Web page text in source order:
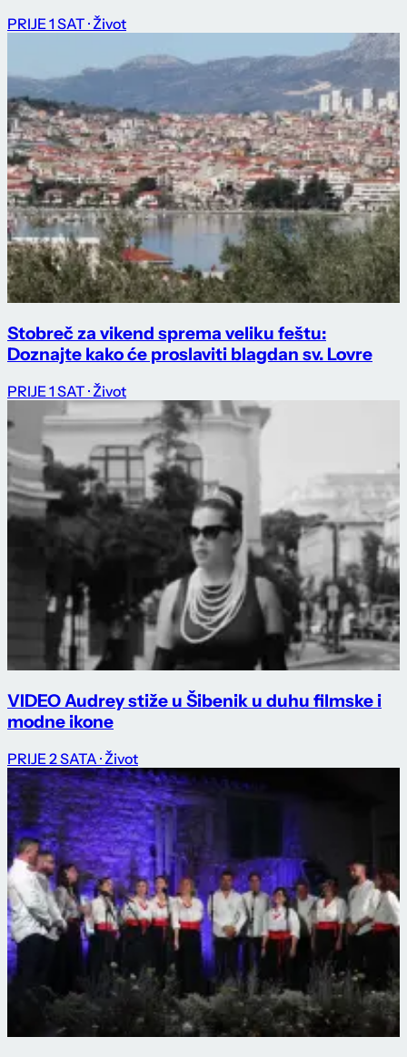
PRIJE 1 SAT · Život
Stobreč za vikend sprema veliku feštu:
Doznajte kako će proslaviti blagdan sv. Lovre
PRIJE 1 SAT · Život
VIDEO Audrey stiže u Šibenik u duhu filmske i
modne ikone
PRIJE 2 SATA · Život